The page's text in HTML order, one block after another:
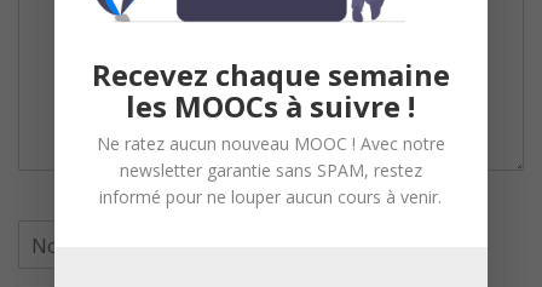
Recevez chaque semaine
les MOOCs à suivre !
Ne ratez aucun nouveau MOOC ! Avec notre
newsletter garantie sans SPAM, restez
informé pour ne louper aucun cours à venir.